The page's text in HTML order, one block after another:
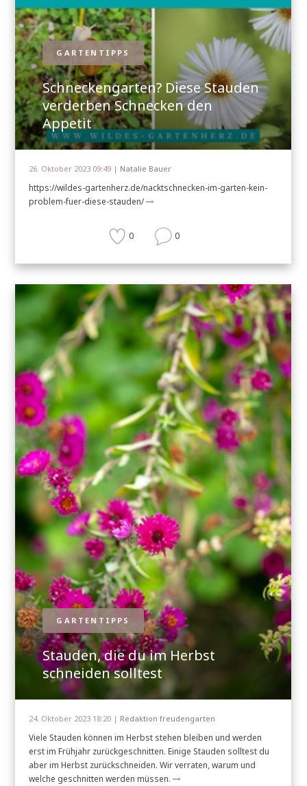
GARTENTIPPS
Schneckengarten? Diese Stauden
verderben Schnecken den
Appetit
26. Oktober 2023 09:49 | Natalie Bauer
https://wildes-gartenherz.de/nacktschnecken-im-garten-kein-
problem-fuer-diese-stauden/
0 0
GARTENTIPPS
Stauden, die du im Herbst
schneiden solltest
24. Oktober 2023 18:20 | Redaktion freudengarten
Viele Stauden können im Herbst stehen bleiben und werden
erst im Frühjahr zurückgeschnitten. Einige Stauden solltest du
aber im Herbst zurückschneiden. Wir verraten, warum und
welche geschnitten werden müssen.